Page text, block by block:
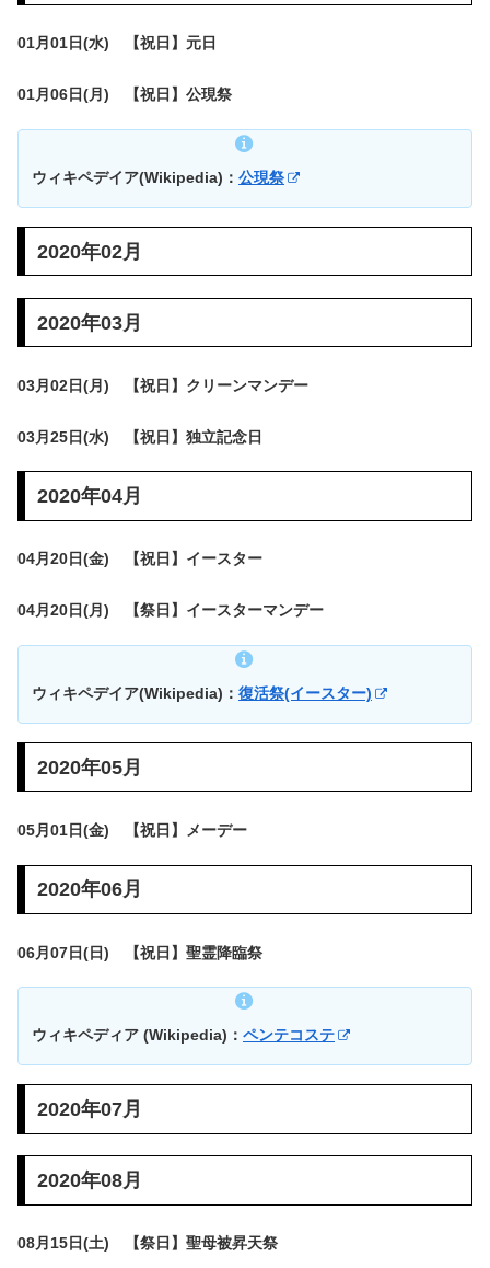
01月01日(水) 【祝日】元日
01月06日(月) 【祝日】公現祭
ウィキペデイア(Wikipedia)： 公現祭
2020年02月
2020年03月
03月02日(月) 【祝日】クリーンマンデー
03月25日(水) 【祝日】独立記念日
2020年04月
04月20日(金) 【祝日】イースター
04月20日(月) 【祭日】イースターマンデー
ウィキペデイア(Wikipedia)： 復活祭(イースター)
2020年05月
05月01日(金) 【祝日】メーデー
2020年06月
06月07日(日) 【祝日】聖霊降臨祭
ウィキペディア (Wikipedia)： ペンテコステ
2020年07月
2020年08月
08月15日(土) 【祭日】聖母被昇天祭